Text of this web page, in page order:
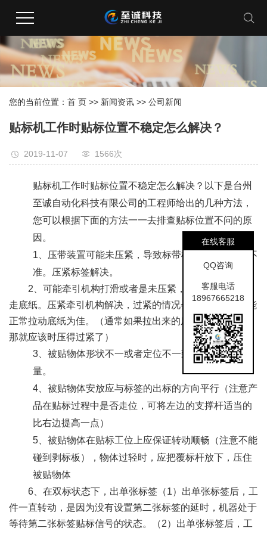
您的当前位置： 首 页 >> 新闻资讯 >> 公司新闻
贴标机工作时贴标位置不稳定怎么解决？
2019-11-07 1566次
贴标机工作时贴标位置不稳定怎么解决？以下是台州
至诚自动化科技有限公司的工程师给出的几种方法，
您可以根据下面的方法一一去排查贴标位置不问的原
因。
1、压带装置可能未压紧，导致标带松动，电眼检测不
准。压紧标签解决。
2、可能牵引机构打滑或者是未压紧，造成不能顺利带
走底纸。压紧牵引机构解决，过紧的情况会拉歪标签，以能
正常拉动底纸为佳。（通常如果拉出来的底纸时皱的时候，
那就应该时压得过紧了）
3、被贴物体形状不一或者定位不一致。控制产品质
量。
4、被贴物体安放应与标签的出标的方向平行（注意产
品在贴标过程中是否走位，可将左边的支撑杆适当的
比右边提高一点）
5、被贴物体在贴标工位上应保证转动顺畅（注意不能
碰到剥标板），物体过轻时，应把覆标杆放下，压住
被贴物体
6、在双标状态下，出单张标签（1）出单张标签后，工
件一直转动，是因为没有设置第二张标签的延时，机器处于
等待第二张标签贴标信号的状态。（2）出单张标签后，工
在线客服
QQ咨询
客服电话
18967665218